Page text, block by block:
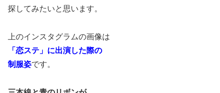
探してみたいと思います。
上のインスタグラムの画像は
「恋ステ」に出演した際の
制服姿です。